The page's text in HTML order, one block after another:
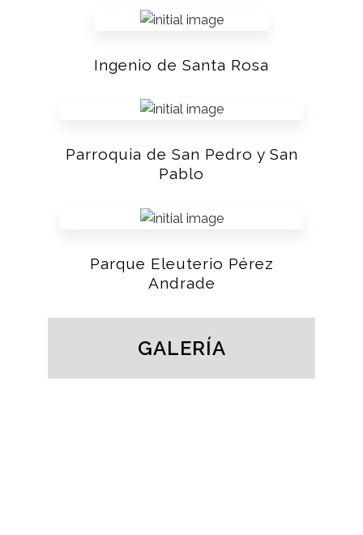
Ingenio de Santa Rosa
Parroquia de San Pedro y San
Pablo
Parque Eleuterio Pérez
Andrade
GALERÍA